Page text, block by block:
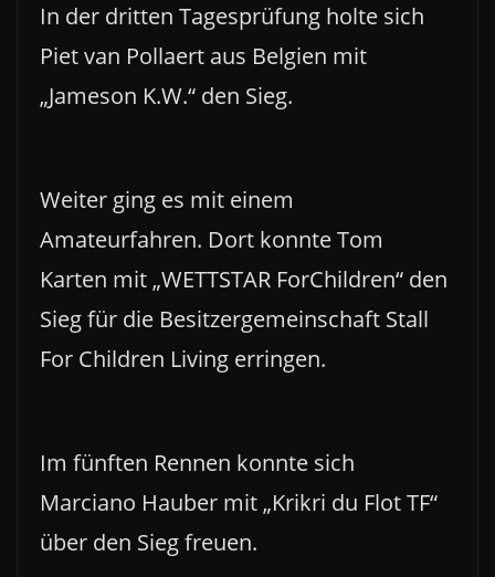
In der dritten Tagesprüfung holte sich
Piet van Pollaert aus Belgien mit
„Jameson K.W.“ den Sieg.
Weiter ging es mit einem
Amateurfahren. Dort konnte Tom
Karten mit „WETTSTAR ForChildren“ den
Sieg für die Besitzergemeinschaft Stall
For Children Living erringen.
Im fünften Rennen konnte sich
Marciano Hauber mit „Krikri du Flot TF“
über den Sieg freuen.